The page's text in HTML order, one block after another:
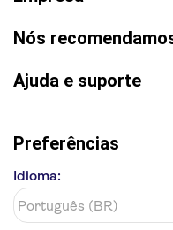
Grand Canyon
Torre de Belém
Nós
Ajuda e suporte
Preferências
Idioma: